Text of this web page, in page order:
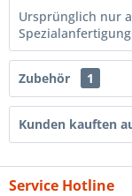
Ursprünglich nur
Zubehör 1
Kunden kauften
Service Hotline